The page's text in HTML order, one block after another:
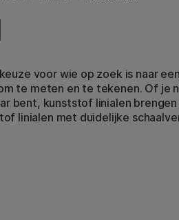
voor wie op zoek is naar
te meten en te tekenen. Of je
bent, kunststof linialen
linialen met duidelijke
op kantoor en bij creatieve